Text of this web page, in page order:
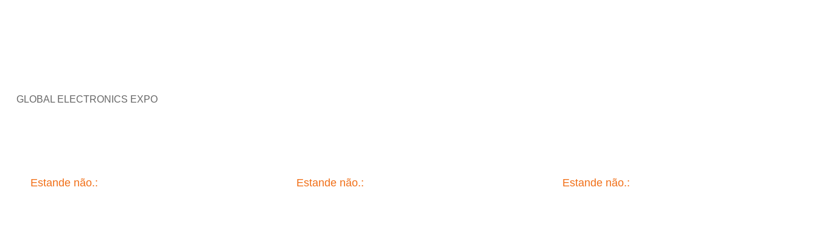
GLOBAL ELECTRONICS EXPO
Estande não.: Estande não.: Estande não.: